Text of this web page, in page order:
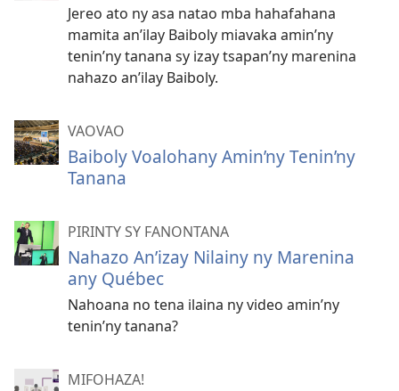
Jereo ato ny asa natao mba hahafahana
mamita an’ilay Baiboly miavaka amin’ny
tenin’ny tanana sy izay tsapan’ny marenina
nahazo an’ilay Baiboly.
VAOVAO
Baiboly Voalohany Amin’ny Tenin’ny
Tanana
PIRINTY SY FANONTANA
Nahazo An’izay Nilainy ny Marenina
any Québec
Nahoana no tena ilaina ny video amin’ny
tenin’ny tanana?
MIFOHAZA!